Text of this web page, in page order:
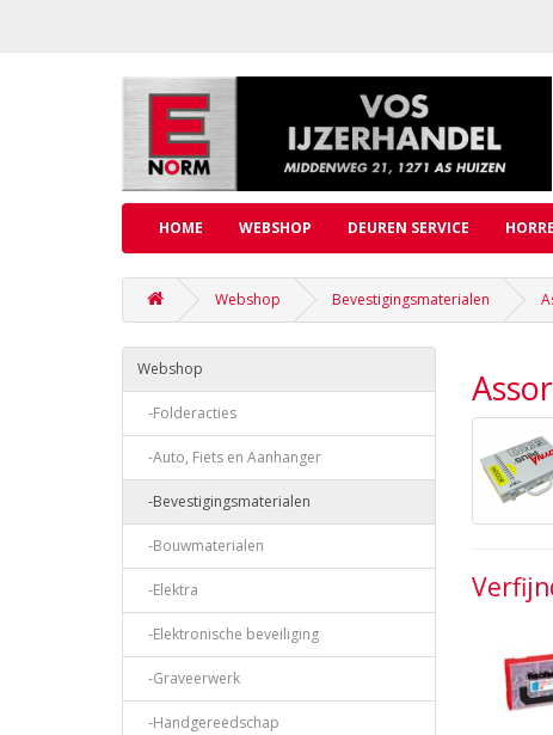
HOME WEBSHOP DEUREN SERVICE
Webshop Bevestigingsmaterialen
Webshop
-Folderacties
-Auto, Fiets en Aanhanger
-Bevestigingsmaterialen
-Bouwmaterialen
-Elektra
-Elektronische beveiliging
-Graveerwerk
-Handgereedschap